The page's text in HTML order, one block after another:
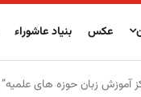
عکس بنیاد عاشوراء
آموزش زبان حوزه های